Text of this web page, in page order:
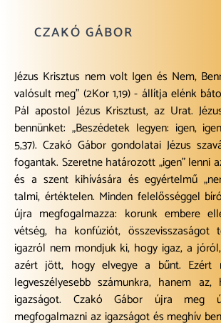
CZAKÓ GÁBOR
Jézus Krisztus nem volt Igen és Nem,
valósult meg” (2Kor 1,19) - állítja elénk
Pál apostol Jézus Krisztust, az Urat.
bennünket: „Beszédetek legyen: igen,
5,37). Czakó Gábor gondolatai Jézus
fogantak. Szeretne határozott „igen” lenni
és a szent kihívására és egyértelmű
talmi, értéktelen. Minden felelősséggel
újra megfogalmazza: korunk embere
vétség, ha konfúziót, összevisszaságot
igazról nem mondjuk ki, hogy igaz, a
azért jött, hogy elvegye a bűnt.
legveszélyesebb számunkra, hanem
igazságot. Czakó Gábor újra meg
megfogalmazni az igazságot és meghív